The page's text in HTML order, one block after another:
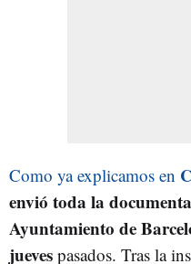
Como ya explicamos en
envió toda la
Ayuntamiento de
jueves pasados. Tras la